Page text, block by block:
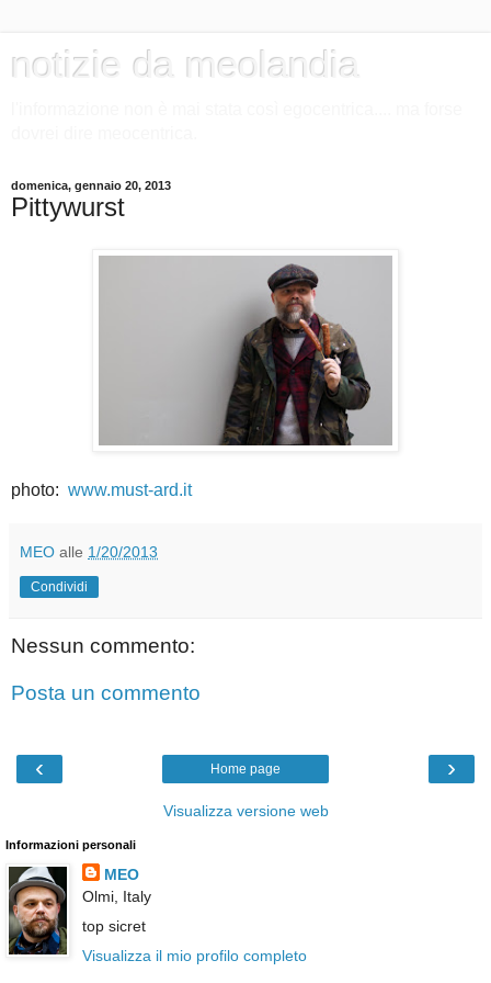
notizie da meolandia
domenica, gennaio 20, 2013
Pittywurst
photo: www.must-ard.it
MEO alle 1/20/2013
Condividi
Nessun commento:
Posta un commento
‹ ›
Home page
Visualizza versione web
Informazioni personali
MEO
Olmi, Italy
top sicret
Visualizza il mio profilo completo